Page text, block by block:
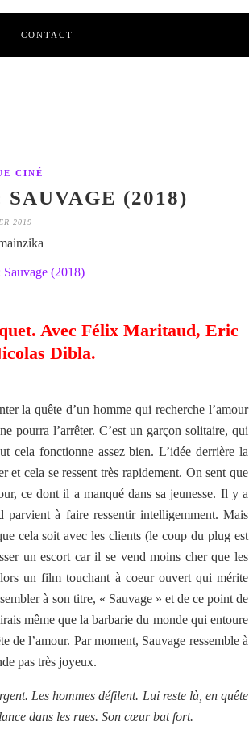
CONTACT
CINÉ
(2018)
2019
Avec Félix Maritaud, Eric
Dibla.
la quête d’un homme qui recherche l’amour
pourra l’arrêter. C’est un garçon solitaire, qui
cela fonctionne assez bien. L’idée derrière la
et cela se ressent très rapidement. On sent que
ce dont il a manqué dans sa jeunesse. Il y a
parvient à faire ressentir intelligemment. Mais
cela soit avec les clients (le coup du plug est
un escort car il se vend moins cher que les
un film touchant à coeur ouvert qui mérite
à son titre, « Sauvage » et de ce point de
même que la barbarie du monde qui entoure
de l’amour. Par moment, Sauvage ressemble à
pas très joyeux.
Les hommes défilent. Lui reste là, en quête
dans les rues. Son cœur bat fort.